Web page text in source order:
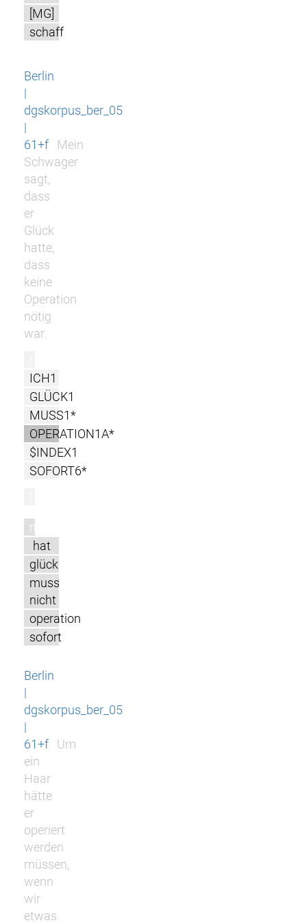
[MG]
schaff
Berlin
|
dgskorpus_ber_05
|
61+f
Mein
Schwager
sagt,
dass
er
Glück
hatte,
dass
keine
Operation
nötig
war.
ICH1
GLÜCK1
MUSS1*
OPERATION1A*
$INDEX1
SOFORT6*
m
hat
glück
muss
nicht
operation
sofort
Berlin
|
dgskorpus_ber_05
|
61+f
Um
ein
Haar
hätte
er
operiert
werden
müssen,
wenn
wir
etwas